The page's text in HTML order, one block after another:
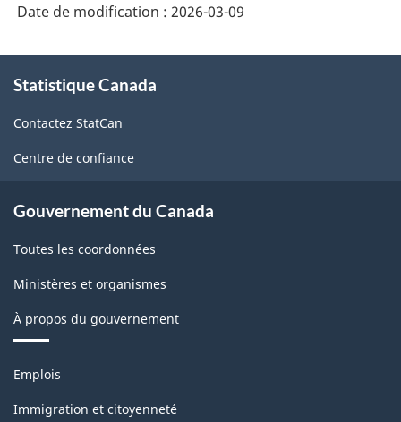
Date de modification : 2026-03-09
propos
ce
site
Statistique Canada
Contactez StatCan
Centre de confiance
Gouvernement du Canada
Toutes les coordonnées
Ministères et organismes
À propos du gouvernement
Thèmes
sujets
Emplois
Immigration et citoyenneté